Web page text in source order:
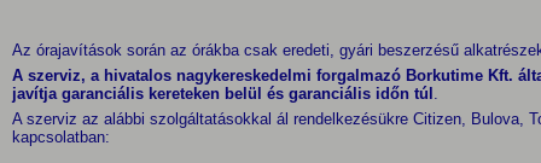
Az órajavítások során az órákba csak eredeti, gyári beszerzésű
A szerviz, a hivatalos nagykereskedelmi forgalmazó Borkutime Kft.
javítja garanciális kereteken belül és garanciális időn túl .
A szerviz az alábbi szolgáltatásokkal ál rendelkezésükre Citizen, Bulova,
kapcsolatban: